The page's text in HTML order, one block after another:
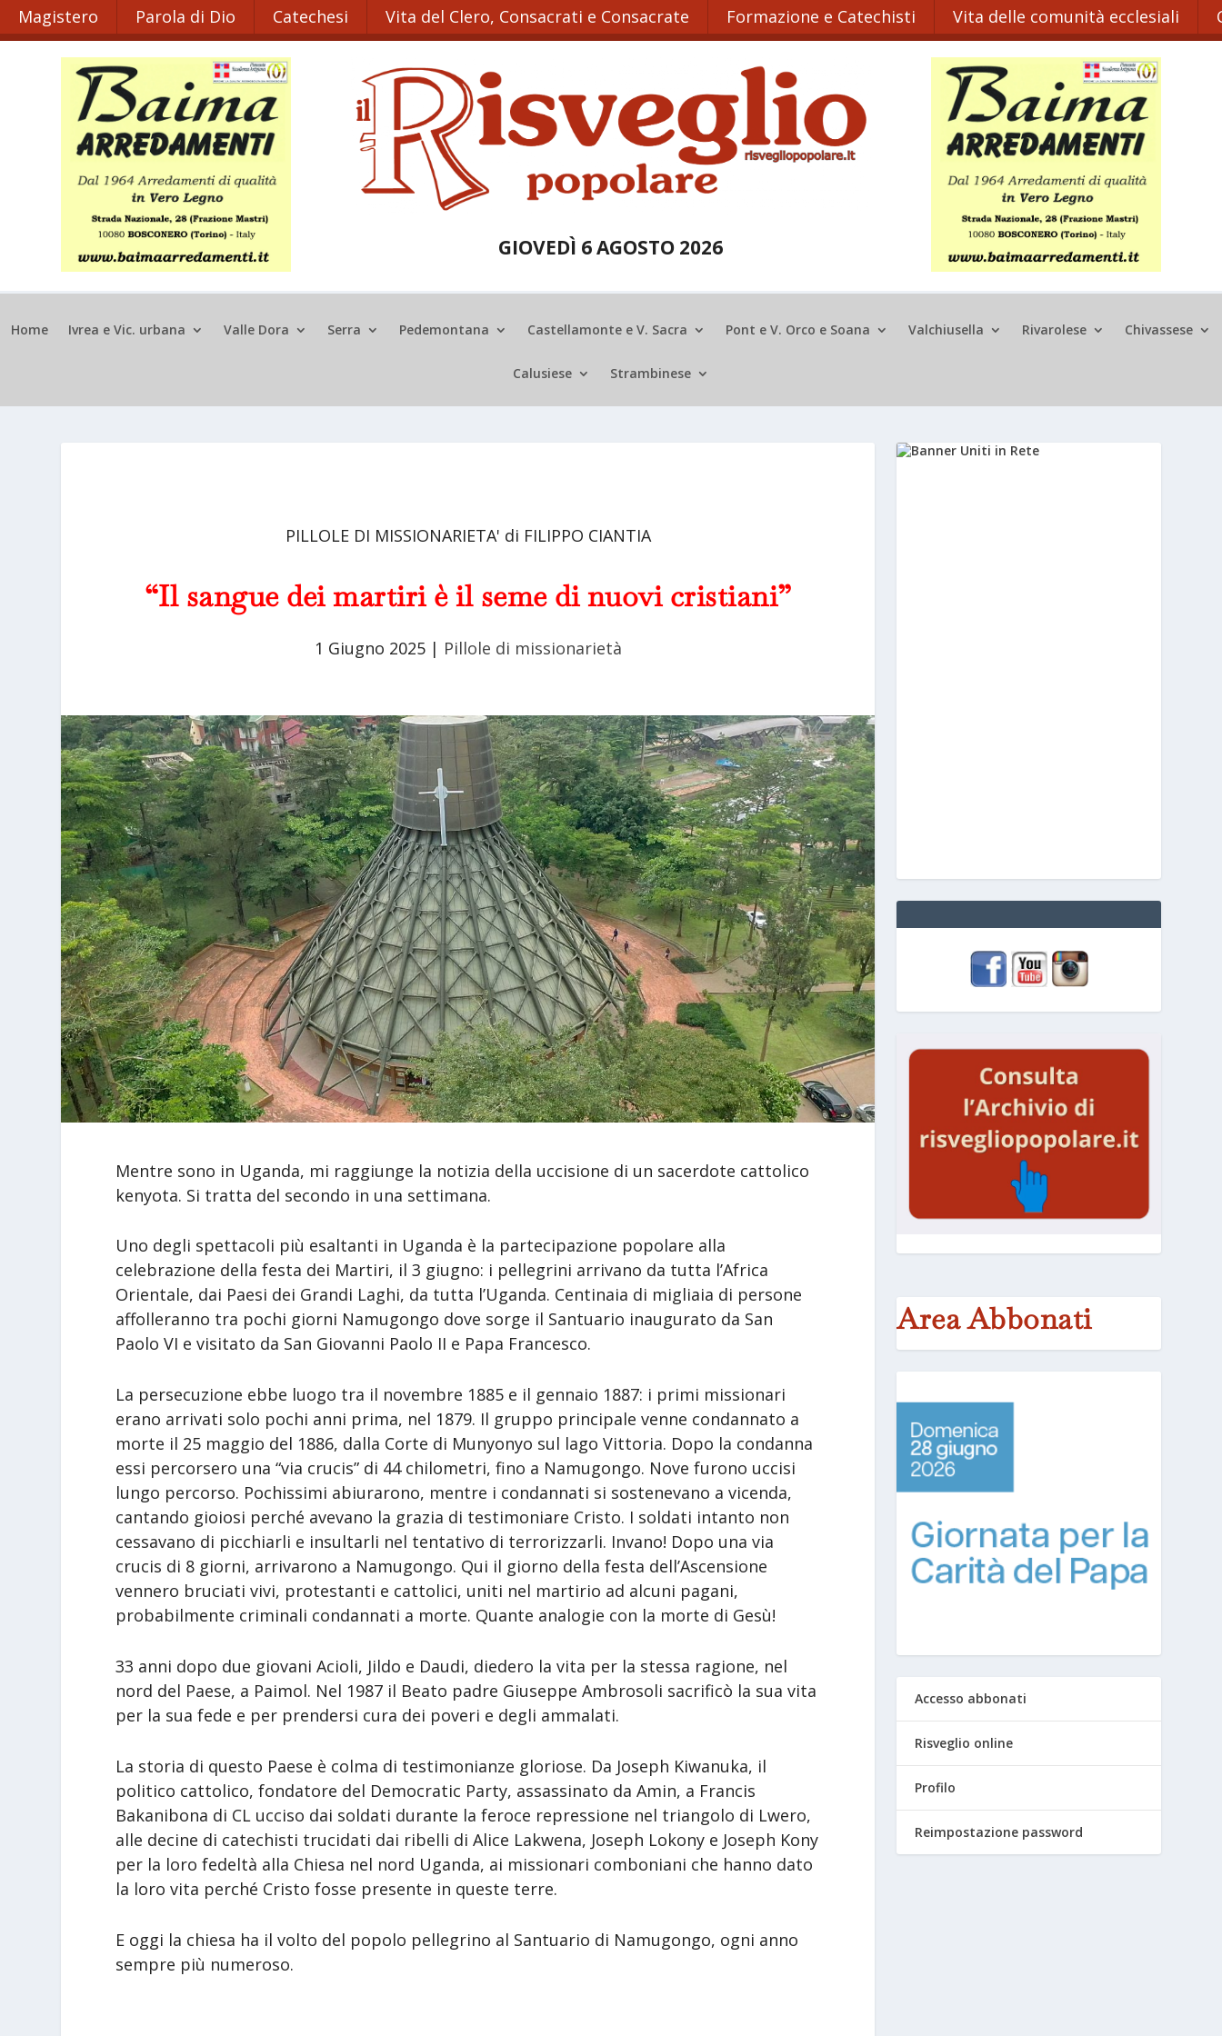
Magistero Parola di Dio Catechesi Vita del Clero, Consacrati e Consacrate Formazione e Catechisti Vita delle comunità ecclesiali
GIOVEDÌ 6 AGOSTO 2026
Home Ivrea e Vic. urbana Valle Dora Serra Pedemontana Castellamonte e V. Sacra Pont e V. Orco e Soana Valchiusella Rivarolese Chivassese
Calusiese Strambinese
PILLOLE DI MISSIONARIETA' di FILIPPO CIANTIA
“Il sangue dei martiri è il seme di nuovi cristiani”
1 Giugno 2025| Pillole di missionarietà
Mentre sono in Uganda, mi raggiunge la notizia della uccisione di un sacerdote cattolico
kenyota. Si tratta del secondo in una settimana.
Uno degli spettacoli più esaltanti in Uganda è la partecipazione popolare alla
celebrazione della festa dei Martiri, il 3 giugno: i pellegrini arrivano da tutta l’Africa
Orientale, dai Paesi dei Grandi Laghi, da tutta l’Uganda. Centinaia di migliaia di persone
affolleranno tra pochi giorni Namugongo dove sorge il Santuario inaugurato da San
Paolo VI e visitato da San Giovanni Paolo II e Papa Francesco.
La persecuzione ebbe luogo tra il novembre 1885 e il gennaio 1887: i primi missionari
erano arrivati solo pochi anni prima, nel 1879. Il gruppo principale venne condannato a
morte il 25 maggio del 1886, dalla Corte di Munyonyo sul lago Vittoria. Dopo la condanna
essi percorsero una “via crucis” di 44 chilometri, fino a Namugongo. Nove furono uccisi
lungo percorso. Pochissimi abiurarono, mentre i condannati si sostenevano a vicenda,
cantando gioiosi perché avevano la grazia di testimoniare Cristo. I soldati intanto non
cessavano di picchiarli e insultarli nel tentativo di terrorizzarli. Invano! Dopo una via
crucis di 8 giorni, arrivarono a Namugongo. Qui il giorno della festa dell’Ascensione
vennero bruciati vivi, protestanti e cattolici, uniti nel martirio ad alcuni pagani,
probabilmente criminali condannati a morte. Quante analogie con la morte di Gesù!
33 anni dopo due giovani Acioli, Jildo e Daudi, diedero la vita per la stessa ragione, nel
nord del Paese, a Paimol. Nel 1987 il Beato padre Giuseppe Ambrosoli sacrificò la sua vita
per la sua fede e per prendersi cura dei poveri e degli ammalati.
La storia di questo Paese è colma di testimonianze gloriose. Da Joseph Kiwanuka, il
politico cattolico, fondatore del Democratic Party, assassinato da Amin, a Francis
Bakanibona di CL ucciso dai soldati durante la feroce repressione nel triangolo di Lwero,
alle decine di catechisti trucidati dai ribelli di Alice Lakwena, Joseph Lokony e Joseph Kony
per la loro fedeltà alla Chiesa nel nord Uganda, ai missionari comboniani che hanno dato
la loro vita perché Cristo fosse presente in queste terre.
E oggi la chiesa ha il volto del popolo pellegrino al Santuario di Namugongo, ogni anno
sempre più numeroso.
Area Abbonati
Accesso abbonati
Risveglio online
Profilo
Reimpostazione password